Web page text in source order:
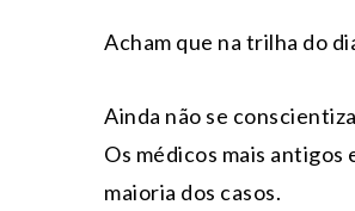
Acham que na trilha do
Ainda não se
Os médicos mais
maioria dos casos.